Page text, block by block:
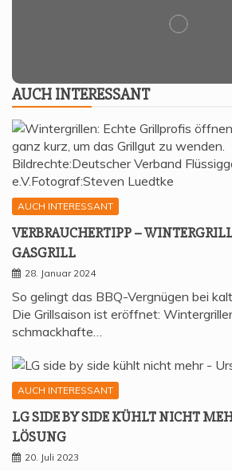
AUCH INTER­ES­SANT
AUCH INTERESSANT
VER­BRAU­CHER­TIPP –
GASGRILL
28. Januar 2024
So gelingt das BBQ-Vergnügen bei
Die Grillsaison ist eröffnet:
schmackhafte…
AUCH INTERESSANT
LG SIDE BY SIDE KÜHLT NICHT
LÖSUNG
20. Juli 2023